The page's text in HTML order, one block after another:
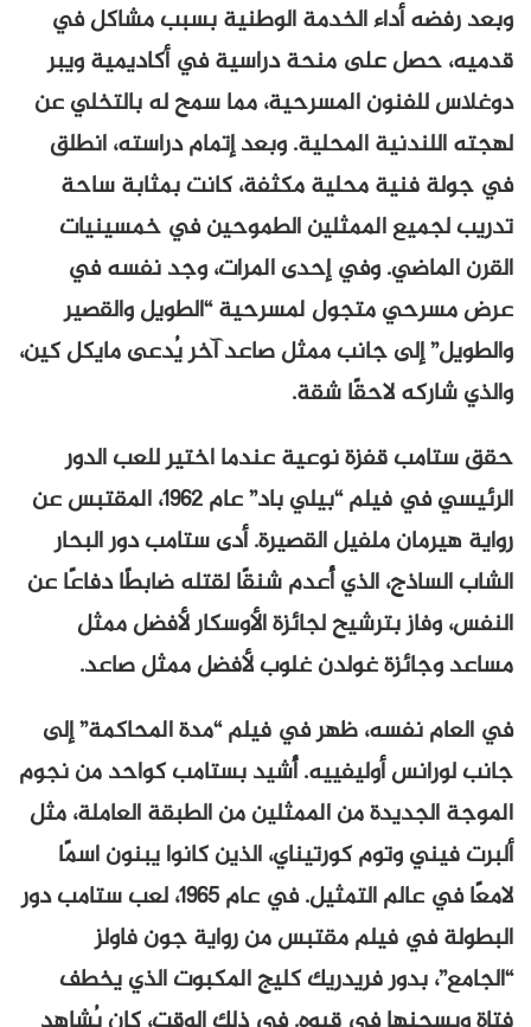
وبعد رفضه أداء الخدمة الوطنية بسبب مشاكل في
قدميه، حصل على منحة دراسية في أكاديمية ويبر
دوغلاس للفنون المسرحية، مما سمح له بالتخلي عن
لهجته اللندنية المحلية. وبعد إتمام دراسته، انطلق
في جولة فنية محلية مكثفة، كانت بمثابة ساحة
تدريب لجميع الممثلين الطموحين في خمسينيات
القرن الماضي. وفي إحدى المرات، وجد نفسه في
عرض مسرحي متجول لمسرحية “الطويل والقصير
والطويل” إلى جانب ممثل صاعد آخر يُدعى مايكل كين،
والذي شاركه لاحقًا شقة.
حقق ستامب قفزة نوعية عندما اختير للعب الدور
الرئيسي في فيلم “بيلي باد” عام ١٩٦٢، المقتبس عن
رواية هيرمان ملفيل القصيرة. أدى ستامب دور البحار
الشاب الساذج، الذي أُعدم شنقًا لقتله ضابطًا دفاعًا عن
النفس، وفاز بترشيح لجائزة الأوسكار لأفضل ممثل
مساعد وجائزة غولدن غلوب لأفضل ممثل صاعد.
في العام نفسه، ظهر في فيلم “مدة المحاكمة” إلى
جانب لورانس أوليفييه. أُشيد بستامب كواحد من نجوم
الموجة الجديدة من الممثلين من الطبقة العاملة، مثل
ألبرت فيني وتوم كورتيناي، الذين كانوا يبنون اسمًا
لامعًا في عالم التمثيل. في عام ١٩٦٥، لعب ستامب دور
البطولة في فيلم مقتبس من رواية جون فاولز
“الجامع”، بدور فريدريك كليج المكبوت الذي يخطف